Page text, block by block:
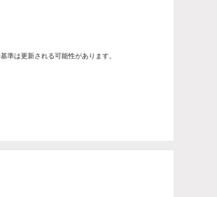
準は更新される可能性があります。